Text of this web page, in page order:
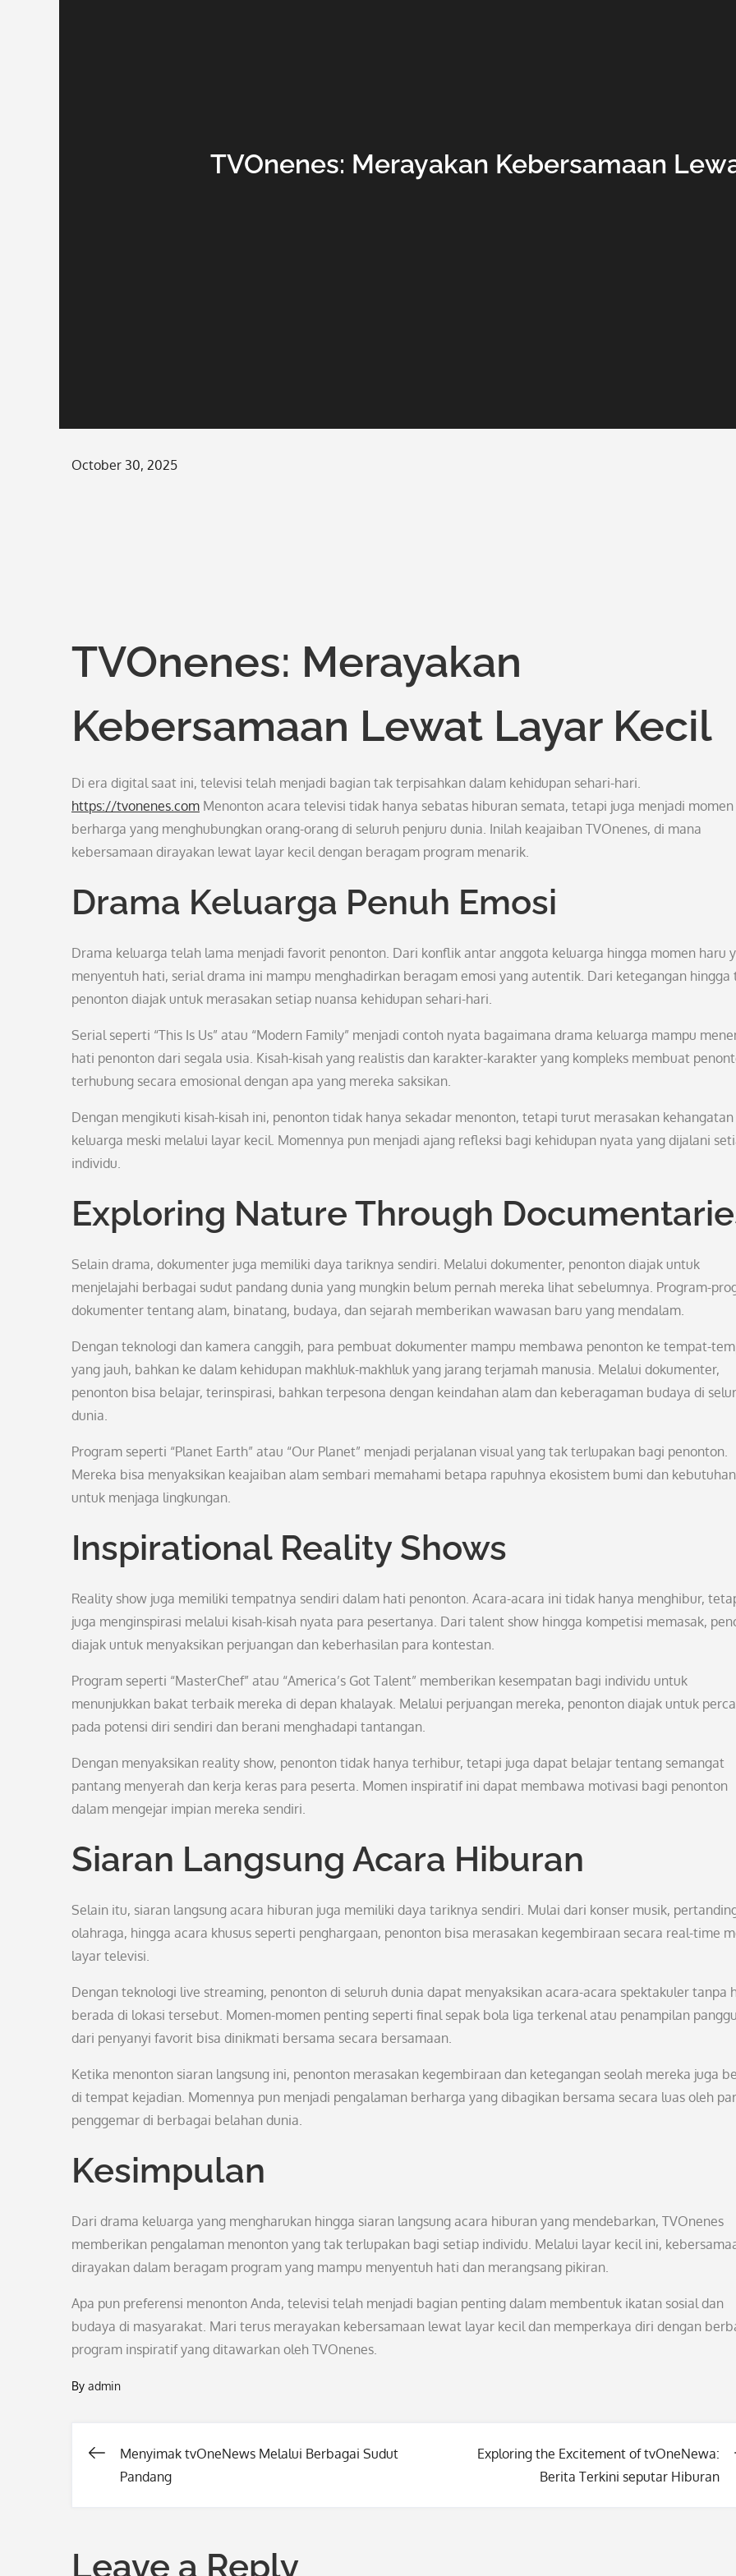
TVOnenes: Merayakan Kebersamaan
Posted
October 30, 2025
TVOnenes: Merayakan
Kebersamaan Lewat Layar Kecil
Di era digital saat ini, televisi telah menjadi bagian tak terpisahkan dalam kehidupan sehari-hari.
https://tvonenes.com Menonton acara televisi tidak hanya sebatas hiburan semata, tetapi juga menjadi momen
berharga yang menghubungkan orang-orang di seluruh penjuru dunia. Inilah keajaiban TVOnenes, di mana
kebersamaan dirayakan lewat layar kecil dengan beragam program menarik.
Drama Keluarga Penuh Emosi
Drama keluarga telah lama menjadi favorit penonton. Dari konflik antar anggota keluarga hingga momen haru
menyentuh hati, serial drama ini mampu menghadirkan beragam emosi yang autentik. Dari ketegangan hingga
penonton diajak untuk merasakan setiap nuansa kehidupan sehari-hari.
Serial seperti “This Is Us” atau “Modern Family” menjadi contoh nyata bagaimana drama keluarga mampu
hati penonton dari segala usia. Kisah-kisah yang realistis dan karakter-karakter yang kompleks membuat
terhubung secara emosional dengan apa yang mereka saksikan.
Dengan mengikuti kisah-kisah ini, penonton tidak hanya sekadar menonton, tetapi turut merasakan kehangatan
keluarga meski melalui layar kecil. Momennya pun menjadi ajang refleksi bagi kehidupan nyata yang dijalani
individu.
Exploring Nature Through
Selain drama, dokumenter juga memiliki daya tariknya sendiri. Melalui dokumenter, penonton diajak untuk
menjelajahi berbagai sudut pandang dunia yang mungkin belum pernah mereka lihat sebelumnya. Program-
dokumenter tentang alam, binatang, budaya, dan sejarah memberikan wawasan baru yang mendalam.
Dengan teknologi dan kamera canggih, para pembuat dokumenter mampu membawa penonton ke tempat-
yang jauh, bahkan ke dalam kehidupan makhluk-makhluk yang jarang terjamah manusia. Melalui dokumenter,
penonton bisa belajar, terinspirasi, bahkan terpesona dengan keindahan alam dan keberagaman budaya di
dunia.
Program seperti “Planet Earth” atau “Our Planet” menjadi perjalanan visual yang tak terlupakan bagi penonton.
Mereka bisa menyaksikan keajaiban alam sembari memahami betapa rapuhnya ekosistem bumi dan kebutuhan
untuk menjaga lingkungan.
Inspirational Reality Shows
Reality show juga memiliki tempatnya sendiri dalam hati penonton. Acara-acara ini tidak hanya menghibur,
juga menginspirasi melalui kisah-kisah nyata para pesertanya. Dari talent show hingga kompetisi memasak,
diajak untuk menyaksikan perjuangan dan keberhasilan para kontestan.
Program seperti “MasterChef” atau “America’s Got Talent” memberikan kesempatan bagi individu untuk
menunjukkan bakat terbaik mereka di depan khalayak. Melalui perjuangan mereka, penonton diajak untuk
pada potensi diri sendiri dan berani menghadapi tantangan.
Dengan menyaksikan reality show, penonton tidak hanya terhibur, tetapi juga dapat belajar tentang semangat
pantang menyerah dan kerja keras para peserta. Momen inspiratif ini dapat membawa motivasi bagi penonton
dalam mengejar impian mereka sendiri.
Siaran Langsung Acara Hiburan
Selain itu, siaran langsung acara hiburan juga memiliki daya tariknya sendiri. Mulai dari konser musik,
olahraga, hingga acara khusus seperti penghargaan, penonton bisa merasakan kegembiraan secara real-time
layar televisi.
Dengan teknologi live streaming, penonton di seluruh dunia dapat menyaksikan acara-acara spektakuler tanpa
berada di lokasi tersebut. Momen-momen penting seperti final sepak bola liga terkenal atau penampilan
dari penyanyi favorit bisa dinikmati bersama secara bersamaan.
Ketika menonton siaran langsung ini, penonton merasakan kegembiraan dan ketegangan seolah mereka juga
di tempat kejadian. Momennya pun menjadi pengalaman berharga yang dibagikan bersama secara luas oleh
penggemar di berbagai belahan dunia.
Kesimpulan
Dari drama keluarga yang mengharukan hingga siaran langsung acara hiburan yang mendebarkan, TVOnenes
memberikan pengalaman menonton yang tak terlupakan bagi setiap individu. Melalui layar kecil ini,
dirayakan dalam beragam program yang mampu menyentuh hati dan merangsang pikiran.
Apa pun preferensi menonton Anda, televisi telah menjadi bagian penting dalam membentuk ikatan sosial dan
budaya di masyarakat. Mari terus merayakan kebersamaan lewat layar kecil dan memperkaya diri dengan
program inspiratif yang ditawarkan oleh TVOnenes.
By admin
Post
Menyimak tvOneNews Melalui Berbagai Sudut
Pandang
Exploring the Excitement of tvOneNewa:
Berita Terkini seputar Hiburan
Leave a Reply